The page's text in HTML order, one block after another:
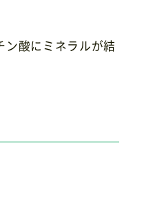
ン酸にミネラルが結